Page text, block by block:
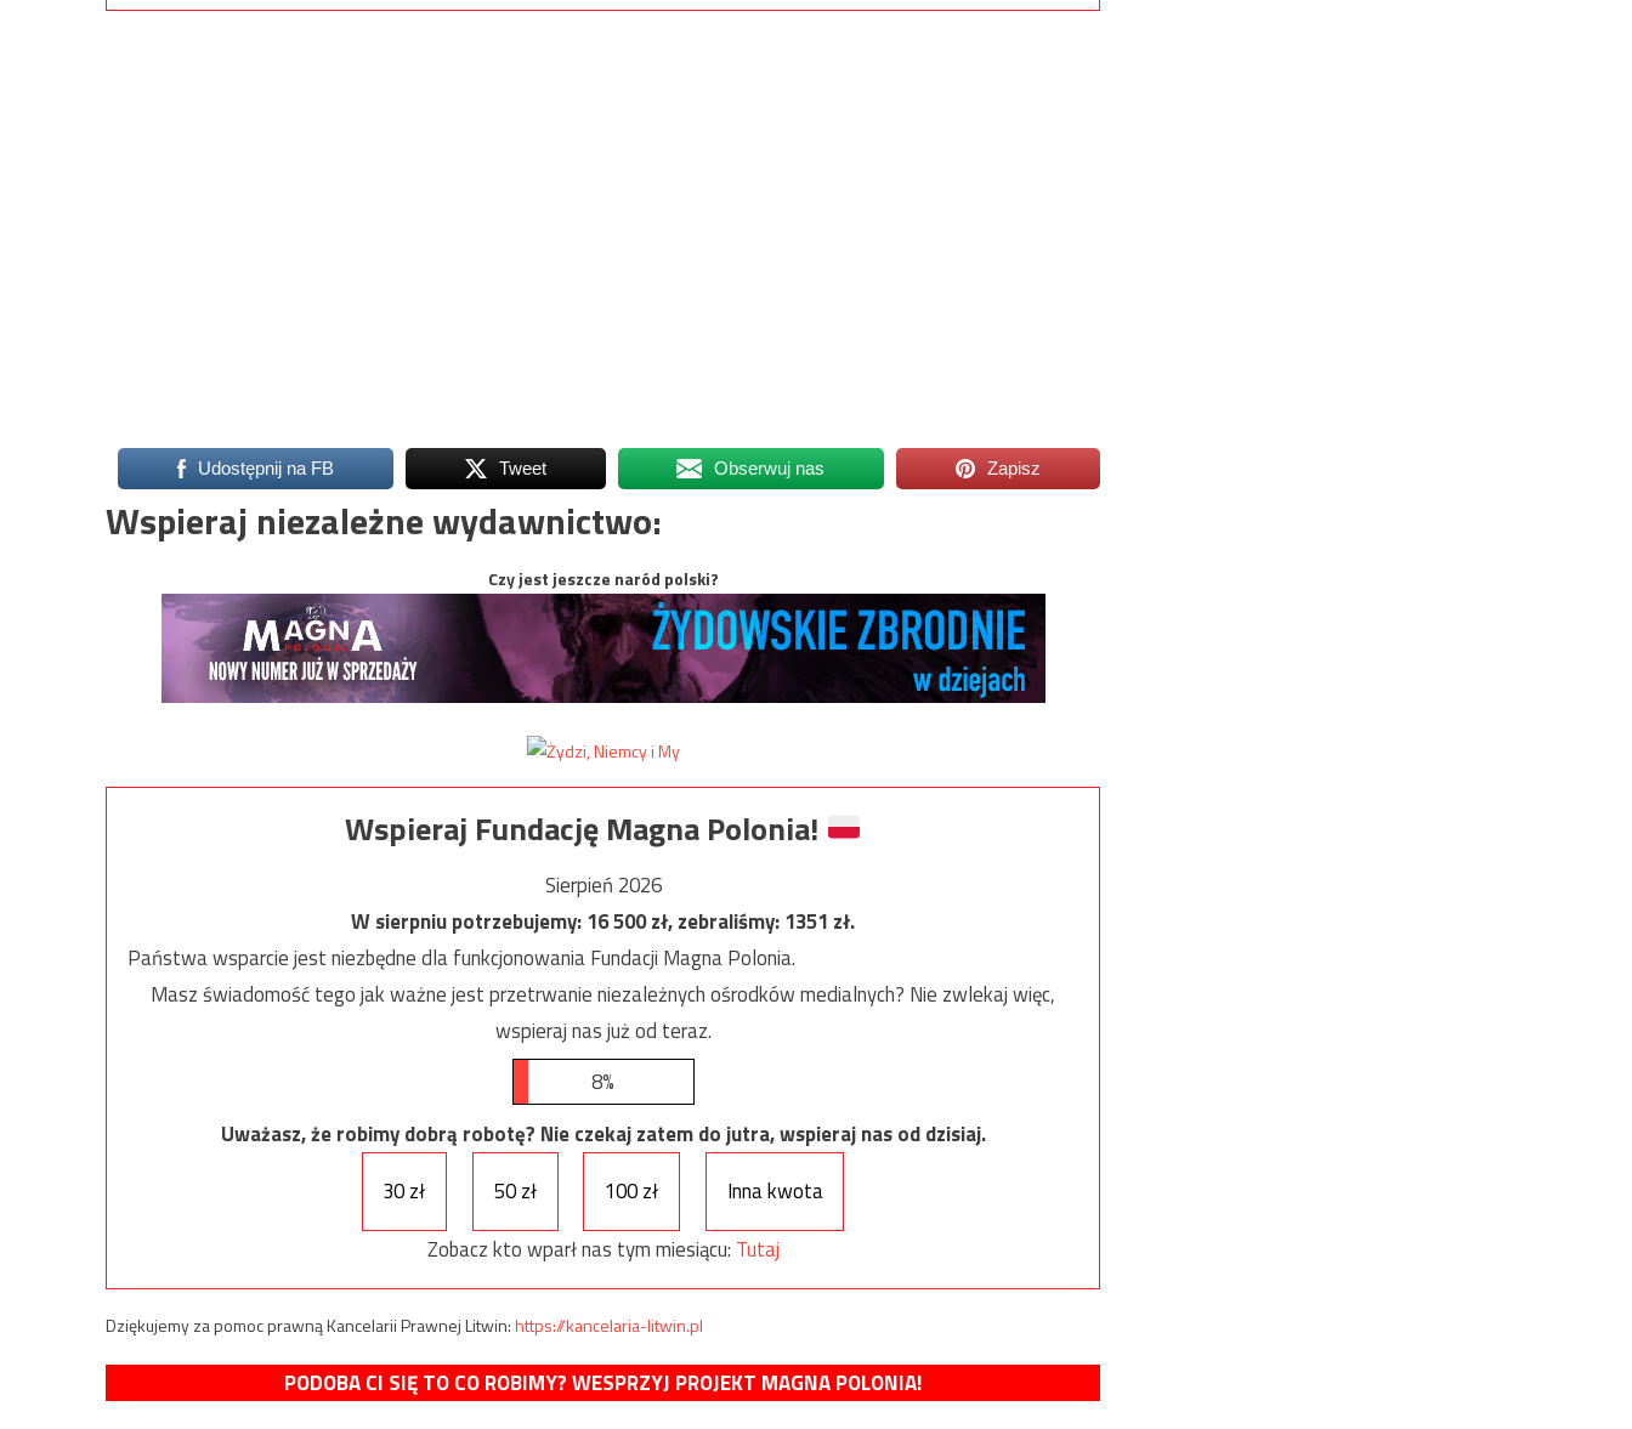
Udostępnij na FB Tweet Obserwuj nas Zapisz
Wspieraj niezależne wydawnictwo:
Czy jest jeszcze naród polski?
Wspieraj Fundację Magna Polonia!
Sierpień 2026
W sierpniu potrzebujemy:16 500zł, zebraliśmy:1351 zł.
Państwa wsparcie jest niezbędne dla funkcjonowania Fundacji Magna Polonia.
Masz świadomość tego jak ważne jest przetrwanie niezależnych ośrodków medialnych? Nie zwlekaj więc,
wspieraj nas już od teraz.
8%
Uważasz, że robimy dobrą robotę? Nie czekaj zatem do jutra, wspieraj nas od dzisiaj.
30 zł
50 zł 100 zł
Inna kwota
Zobacz kto wparł nas tym miesiącu: Tutaj
Dziękujemy za pomoc prawną Kancelarii Prawnej Litwin:https://kancelaria-litwin.pl
PODOBA CI SIĘ TO CO ROBIMY? WESPRZYJ PROJEKT MAGNA POLONIA!